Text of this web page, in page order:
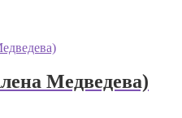
Медведева)